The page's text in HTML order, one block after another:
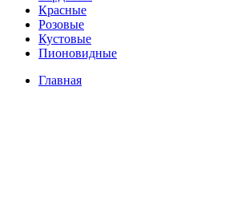
Красные
Розовые
Кустовые
Пионовидные
Главная